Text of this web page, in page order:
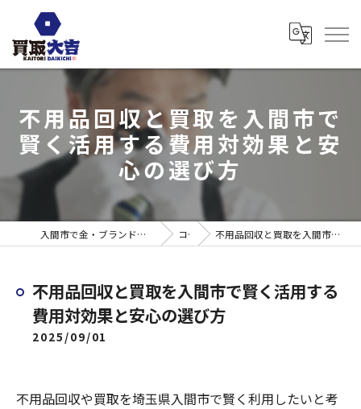
不用品回収と買取を入間市で
賢く活用する費用対効果と安
心の選び方
入間市で金・ブランド売るなら買取大吉 ウエスタ武蔵藤沢店 コラム 不用品回収と買取を入間市で賢く活用する費用対効果と安心の選び方
不用品回収と買取を入間市で賢く活用する
費用対効果と安心の選び方
2025/09/01
不用品回収や買取を埼玉県入間市で賢く利用したいと考